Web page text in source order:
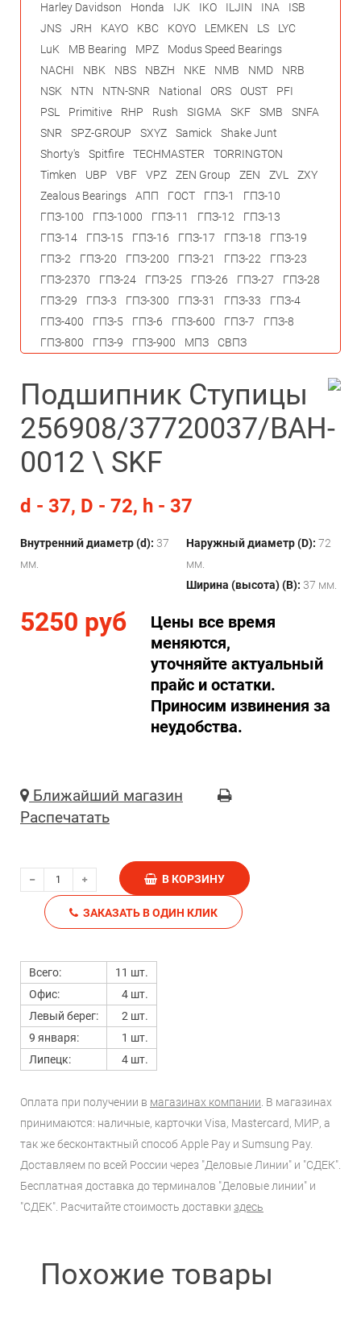
Подшипник Ступицы
256908/37720037/BAH-
0012 \ SKF
d - 37, D - 72, h - 37
Внутренний диаметр (d): 37
мм.
Наружный диаметр (D): 72
мм.
Ширина (высота) (B): 37 мм.
5250 руб
Цены все время
меняются,
уточняйте актуальный
прайс и остатки.
Приносим извинения за
неудобства.
Ближайший магазин
Распечатать
В КОРЗИНУ
ЗАКАЗАТЬ В ОДИН КЛИК
Всего:
11 шт.
Офис:
4 шт.
Левый берег:
2 шт.
9 января:
1 шт.
Липецк:
4 шт.
Оплата при получении в магазинах компании . В магазинах
принимаются: наличные, карточки Visa, Mastercard, МИР, а
так же бесконтактный способ Apple Pay и Sumsung Pay.
Доставляем по всей России через "Деловые Линии" и "СДЕК".
Бесплатная доставка до терминалов "Деловые линии" и
"СДЕК". Расчитайте стоимость доставки здесь
Похожие товары
Harley Davidson
Honda IJK IKO ILJIN INA
ISB
JNS
JRH KAYO KBC KOYO LEMKEN LS
LYC
LuK
MB Bearing MPZ
Modus Speed Bearings
NACHI
NBK NBS NBZH NKE NMB NMD
NRB
NSK
NTN NTN-SNR National ORS OUST
PFI
PSL
Primitive RHP Rush SIGMA SKF SMB
SNFA
SNR
SPZ-GROUP SXYZ Samick
Shake Junt
Shorty's
Spitfire TECHMASTER
TORRINGTON
Timken
UBP VBF VPZ ZEN Group ZEN ZVL
ZXY
Zealous Bearings
АПП ГОСТ ГПЗ-1
ГПЗ-10
ГПЗ-100
ГПЗ-1000 ГПЗ-11 ГПЗ-12
ГПЗ-13
ГПЗ-14
ГПЗ-15 ГПЗ-16 ГПЗ-17 ГПЗ-18
ГПЗ-19
ГПЗ-2
ГПЗ-20 ГПЗ-200 ГПЗ-21 ГПЗ-22
ГПЗ-23
ГПЗ-2370
ГПЗ-24 ГПЗ-25 ГПЗ-26 ГПЗ-27
ГПЗ-28
ГПЗ-29
ГПЗ-3 ГПЗ-300 ГПЗ-31 ГПЗ-33
ГПЗ-4
ГПЗ-400
ГПЗ-5 ГПЗ-6 ГПЗ-600 ГПЗ-7
ГПЗ-8
ГПЗ-800
ГПЗ-9 ГПЗ-900 МПЗ СВПЗ